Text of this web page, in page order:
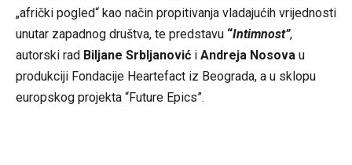
„afrički pogled“ kao način propitivanja vladajućih vrijednosti
unutar zapadnog društva, te predstavu “Intimnost”,
autorski rad Biljane Srbljanović i Andreja Nosova u
produkciji Fondacije Heartefact iz Beograda, a u sklopu
europskog projekta “Future Epics”.